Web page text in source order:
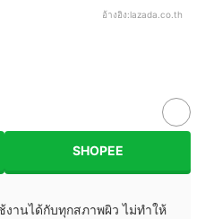
อ้างอิง:lazada.co.th
SHOPEE
านได้กับทุกสภาพผิว ไม่ทำให้